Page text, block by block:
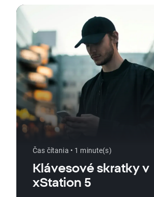
Čas čítania • 1 minute(s)
Klávesové skratky v
xStation 5